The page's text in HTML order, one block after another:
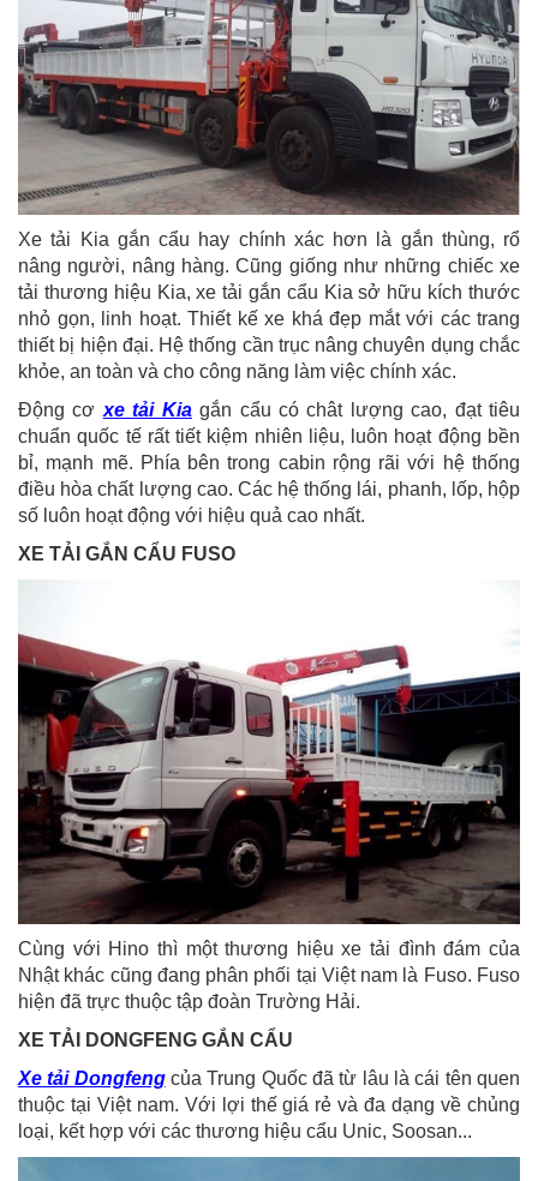
Xe tải Kia gắn cẩu hay chính xác hơn là gắn thùng, rổ
nâng người, nâng hàng. Cũng giống như những chiếc xe
tải thương hiệu Kia, xe tải gắn cẩu Kia sở hữu kích thước
nhỏ gọn, linh hoạt. Thiết kế xe khá đẹp mắt với các trang
thiết bị hiện đại. Hệ thống cần trục nâng chuyên dụng chắc
khỏe, an toàn và cho công năng làm việc chính xác.
Động cơ xe tải Kiagắn cẩu có chât lượng cao, đạt tiêu
chuẩn quốc tế rất tiết kiệm nhiên liệu, luôn hoạt động bền
bỉ, mạnh mẽ. Phía bên trong cabin rộng rãi với hệ thống
điều hòa chất lượng cao. Các hệ thống lái, phanh, lốp, hộp
số luôn hoạt động với hiệu quả cao nhất.
XE TẢI GẮN CẨU FUSO
Cùng với Hino thì một thương hiệu xe tải đình đám của
Nhật khác cũng đang phân phối tại Việt nam là Fuso. Fuso
hiện đã trực thuộc tập đoàn Trường Hải.
XE TẢI DONGFENG GẮN CẨU
Xe tải Dongfengcủa Trung Quốc đã từ lâu là cái tên quen
thuộc tại Việt nam. Với lợi thế giá rẻ và đa dạng về chủng
loại, kết hợp với các thương hiệu cẩu Unic, Soosan...